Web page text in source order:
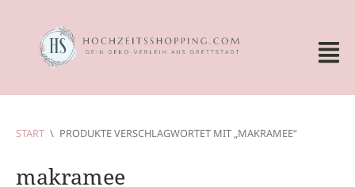
START \ PRODUKTE VERSCHLAGWORTET MIT „MAKRAMEE“
makramee